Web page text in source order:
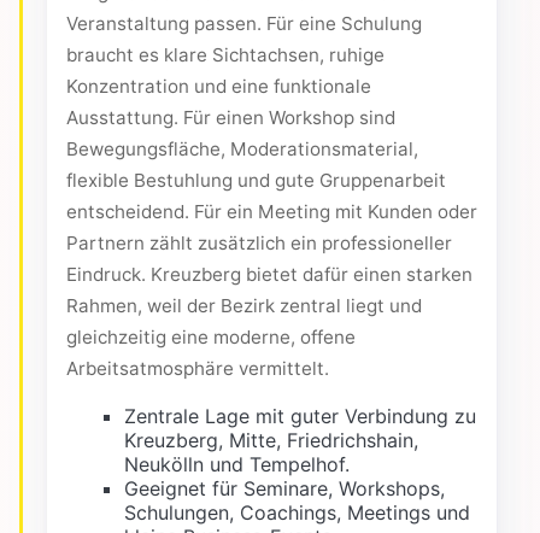
Veranstaltung passen. Für eine Schulung
braucht es klare Sichtachsen, ruhige
Konzentration und eine funktionale
Ausstattung. Für einen Workshop sind
Bewegungsfläche, Moderationsmaterial,
flexible Bestuhlung und gute Gruppenarbeit
entscheidend. Für ein Meeting mit Kunden oder
Partnern zählt zusätzlich ein professioneller
Eindruck. Kreuzberg bietet dafür einen starken
Rahmen, weil der Bezirk zentral liegt und
gleichzeitig eine moderne, offene
Arbeitsatmosphäre vermittelt.
Zentrale Lage mit guter Verbindung zu
Kreuzberg, Mitte, Friedrichshain,
Neukölln und Tempelhof.
Geeignet für Seminare, Workshops,
Schulungen, Coachings, Meetings und